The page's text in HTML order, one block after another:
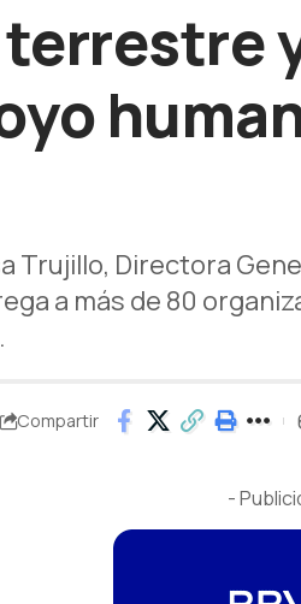
terrestre
Directora
a más de 80
Compartir
-